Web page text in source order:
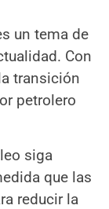
un tema de
Con
transición
petrolero
siga
que las
reducir la